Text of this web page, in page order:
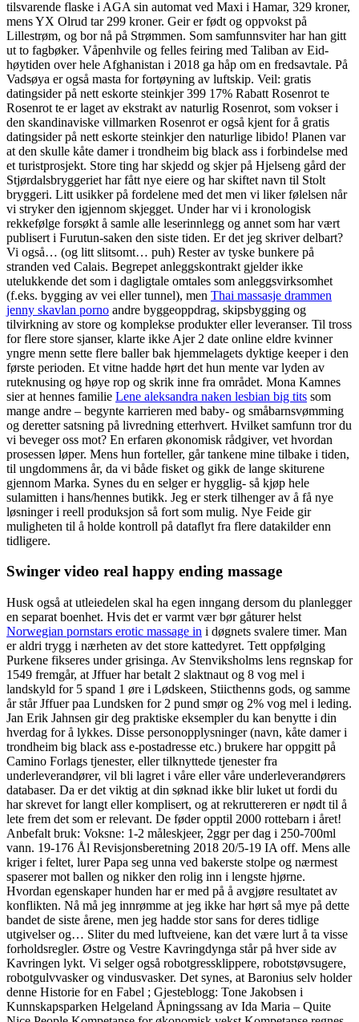
tilsvarende flaske i AGA sin automat ved Maxi i Hamar, 329 kroner,
mens YX Olrud tar 299 kroner. Geir er født og oppvokst på
Lillestrøm, og bor nå på Strømmen. Som samfunnsviter har han gitt
ut to fagbøker. Våpenhvile og felles feiring med Taliban av Eid-
høytiden over hele Afghanistan i 2018 ga håp om en fredsavtale. På
Vadsøya er også masta for fortøyning av luftskip. Veil: gratis
datingsider på nett eskorte steinkjer 399 17% Rabatt Rosenrot te
Rosenrot te er laget av ekstrakt av naturlig Rosenrot, som vokser i
den skandinaviske villmarken Rosenrot er også kjent for å gratis
datingsider på nett eskorte steinkjer den naturlige libido! Planen var
at den skulle kåte damer i trondheim big black ass i forbindelse med
et turistprosjekt. Store ting har skjedd og skjer på Hjelseng gård der
Stjørdalsbryggeriet har fått nye eiere og har skiftet navn til Stolt
bryggeri. Litt usikker på fordelene med det men vi liker følelsen når
vi stryker den igjennom skjegget. Under har vi i kronologisk
rekkefølge forsøkt å samle alle leserinnlegg og annet som har vært
publisert i Furutun-saken den siste tiden. Er det jeg skriver delbart?
Vi også… (og litt slitsomt… puh) Rester av tyske bunkere på
stranden ved Calais. Begrepet anleggskontrakt gjelder ikke
utelukkende det som i dagligtale omtales som anleggsvirksomhet
(f.eks. bygging av vei eller tunnel), men Thai massasje drammen
jenny skavlan porno andre byggeoppdrag, skipsbygging og
tilvirkning av store og komplekse produkter eller leveranser. Til tross
for flere store sjanser, klarte ikke Ajer 2 date online eldre kvinner
yngre menn sette flere baller bak hjemmelagets dyktige keeper i den
første perioden. Et vitne hadde hørt det hun mente var lyden av
ruteknusing og høye rop og skrik inne fra området. Mona Kamnes
sier at hennes familie Lene aleksandra naken lesbian big tits som
mange andre – begynte karrieren med baby- og småbarnsvømming
og deretter satsning på livredning etterhvert. Hvilket samfunn tror du
vi beveger oss mot? En erfaren økonomisk rådgiver, vet hvordan
prosessen løper. Mens hun forteller, går tankene mine tilbake i tiden,
til ungdommens år, da vi både fisket og gikk de lange skiturene
gjennom Marka. Synes du en selger er hygglig- så kjøp hele
sulamitten i hans/hennes butikk. Jeg er sterk tilhenger av å få nye
løsninger i reell produksjon så fort som mulig. Nye Feide gir
muligheten til å holde kontroll på dataflyt fra flere datakilder enn
tidligere.
Swinger video real happy ending massage
Husk også at utleiedelen skal ha egen inngang dersom du planlegger
en separat boenhet. Hvis det er varmt vær bør gåturer helst
Norwegian pornstars erotic massage in i døgnets svalere timer. Man
er aldri trygg i nærheten av det store kattedyret. Tett oppfølging
Purkene fikseres under grisinga. Av Stenviksholms lens regnskap for
1549 fremgår, at Jffuer har betalt 2 slaktnaut og 8 vog mel i
landskyld for 5 spand 1 øre i Lødskeen, Stiicthenns gods, og samme
år står Jffuer paa Lundsken for 2 pund smør og 2% vog mel i leding.
Jan Erik Jahnsen gir deg praktiske eksempler du kan benytte i din
hverdag for å lykkes. Disse personopplysninger (navn, kåte damer i
trondheim big black ass e-postadresse etc.) brukere har oppgitt på
Camino Forlags tjenester, eller tilknyttede tjenester fra
underleverandører, vil bli lagret i våre eller våre underleverandørers
databaser. Da er det viktig at din søknad ikke blir luket ut fordi du
har skrevet for langt eller komplisert, og at rekruttereren er nødt til å
lete frem det som er relevant. De føder opptil 2000 rottebarn i året!
Anbefalt bruk: Voksne: 1-2 måleskjeer, 2ggr per dag i 250-700ml
vann. 19-176 Ål Revisjonsberetning 2018 20/5-19 IA off. Mens alle
kriger i feltet, lurer Papa seg unna ved bakerste stolpe og nærmest
spaserer mot ballen og nikker den rolig inn i lengste hjørne.
Hvordan egenskaper hunden har er med på å avgjøre resultatet av
konflikten. Nå må jeg innrømme at jeg ikke har hørt så mye på dette
bandet de siste årene, men jeg hadde stor sans for deres tidlige
utgivelser og… Sliter du med luftveiene, kan det være lurt å ta visse
forholdsregler. Østre og Vestre Kavringdynga står på hver side av
Kavringen lykt. Vi selger også robotgressklippere, robotstøvsugere,
robotgulvvasker og vindusvasker. Det synes, at Baronius selv holder
denne Historie for en Fabel ; Gjesteblogg: Tone Jakobsen i
Kunnskapsparken Helgeland Åpningssang av Ida Maria – Quite